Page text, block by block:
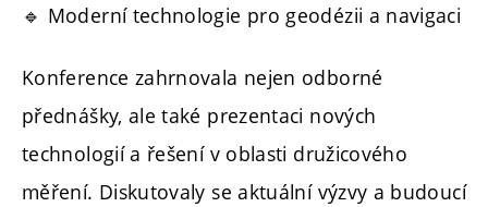
🔹 Moderní technologie pro geodézii a navigaci
Konference zahrnovala nejen odborné
přednášky, ale také prezentaci nových
technologií a řešení v oblasti družicového
měření. Diskutovaly se aktuální výzvy a budoucí